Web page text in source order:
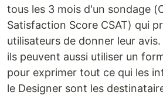
tous les 3 mois d'un sondage
Satisfaction Score CSAT) qui
utilisateurs de donner leur
ils peuvent aussi utiliser un
pour exprimer tout ce qui les
le Designer sont les